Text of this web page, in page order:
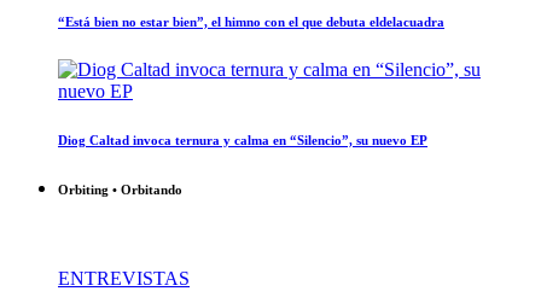
“Está bien no estar bien”, el himno con el que debuta eldelacuadra
Diog Caltad invoca ternura y calma en “Silencio”, su nuevo EP
Orbiting • Orbitando
ENTREVISTAS